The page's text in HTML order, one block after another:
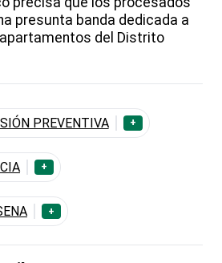
presunta banda dedicada a
del Distrito
PREVENTIVA +
+
+